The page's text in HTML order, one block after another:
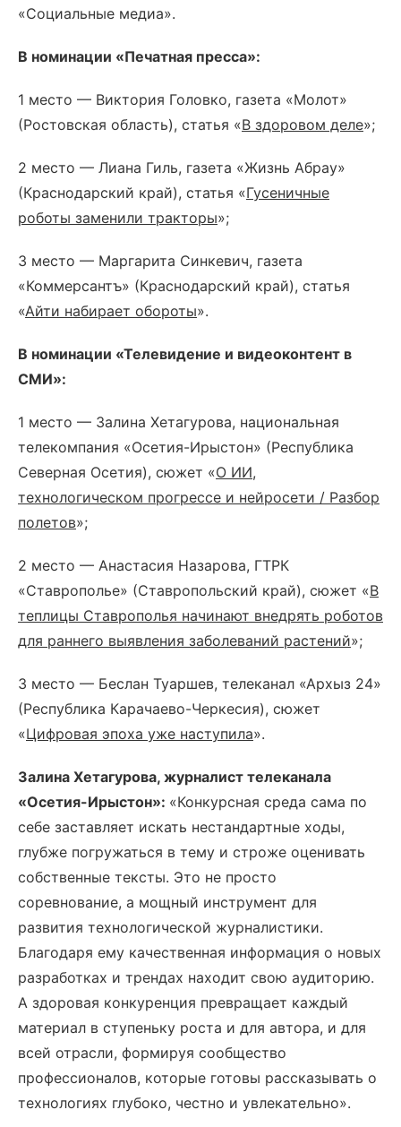
«Социальные медиа».
В номинации «Печатная пресса»:
1 место — Виктория Головко, газета «Молот»
(Ростовская область), статья «В здоровом деле»;
2 место — Лиана Гиль, газета «Жизнь Абрау»
(Краснодарский край), статья «Гусеничные
роботы заменили тракторы»;
3 место — Маргарита Синкевич, газета
«Коммерсантъ» (Краснодарский край), статья
«Айти набирает обороты».
В номинации «Телевидение и видеоконтент в
СМИ»:
1 место — Залина Хетагурова, национальная
телекомпания «Осетия-Ирыстон» (Республика
Северная Осетия), сюжет «О ИИ,
технологическом прогрессе и нейросети / Разбор
полетов»;
2 место — Анастасия Назарова, ГТРК
«Ставрополье» (Ставропольский край), сюжет «В
теплицы Ставрополья начинают внедрять роботов
для раннего выявления заболеваний растений»;
3 место — Беслан Туаршев, телеканал «Архыз 24»
(Республика Карачаево-Черкесия), сюжет
«Цифровая эпоха уже наступила».
Залина Хетагурова, журналист телеканала
«Осетия-Ирыстон»: «Конкурсная среда сама по
себе заставляет искать нестандартные ходы,
глубже погружаться в тему и строже оценивать
собственные тексты. Это не просто
соревнование, а мощный инструмент для
развития технологической журналистики.
Благодаря ему качественная информация о новых
разработках и трендах находит свою аудиторию.
А здоровая конкуренция превращает каждый
материал в ступеньку роста и для автора, и для
всей отрасли, формируя сообщество
профессионалов, которые готовы рассказывать о
технологиях глубоко, честно и увлекательно».